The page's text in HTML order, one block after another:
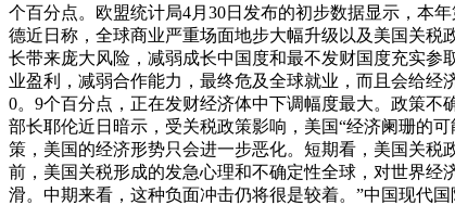
个百分点。欧盟统计局4月30日发布的初步数据显示，本
德近日称，全球商业严重场面地步大幅升级以及美国关
长带来庞大风险，减弱成长中国度和最不发财国度充实
业盈利，减弱合作能力，最终危及全球就业，而且会给
0。9个百分点，正在发财经济体中下调幅度最大。政策
部长耶伦近日暗示，受关税政策影响，美国“经济阑珊的
策，美国的经济形势只会进一步恶化。短期看，美国关税
前，美国关税形成的发急心理和不确定性全球，对世界
滑。中期来看，这种负面冲击仍将很是较着。”中国现代